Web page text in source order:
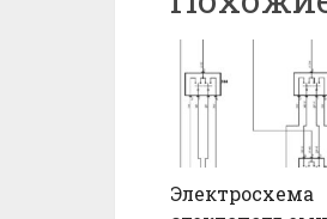
Электросхема